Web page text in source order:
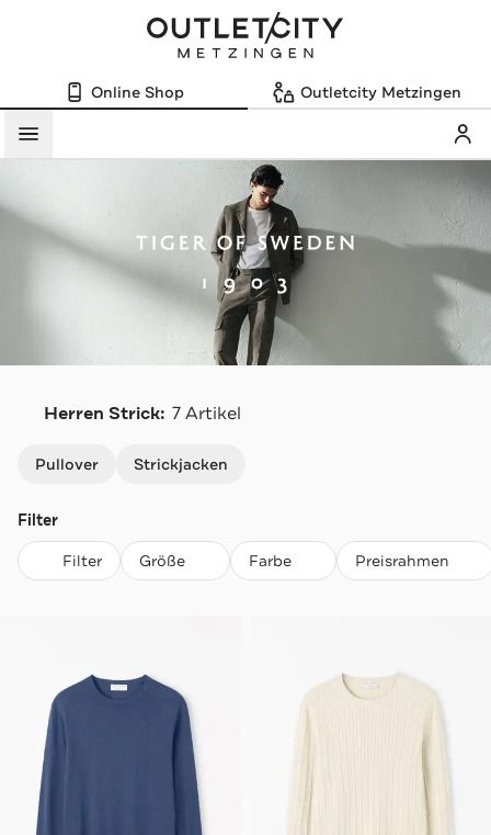
Online Shop Outletcity Metzingen
Menü
Herren Strick: 7 Artikel
Pullover Strickjacken
Filter
Filter Größe Farbe Preisrahmen